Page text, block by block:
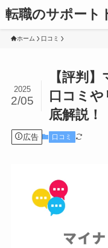
転職のサポート
ホーム 口コミ
【評判
口コミ
底解説！
2025
2/05
広告 口コミ